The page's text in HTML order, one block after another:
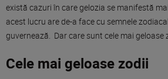
există cazuri în care gelozia se manifestă
acest lucru are de-a face cu semnele
guvernează. Dar care sunt cele mai geloase
Cele mai geloase zodii